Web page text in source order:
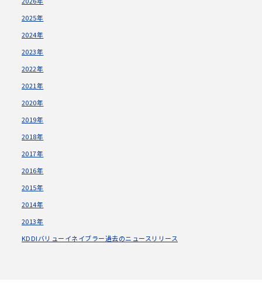
2025年
2024年
2023年
2022年
2021年
2020年
2019年
2018年
2017年
2016年
2015年
2014年
2013年
KDDIバリューイネイブラー過去のニュースリリース